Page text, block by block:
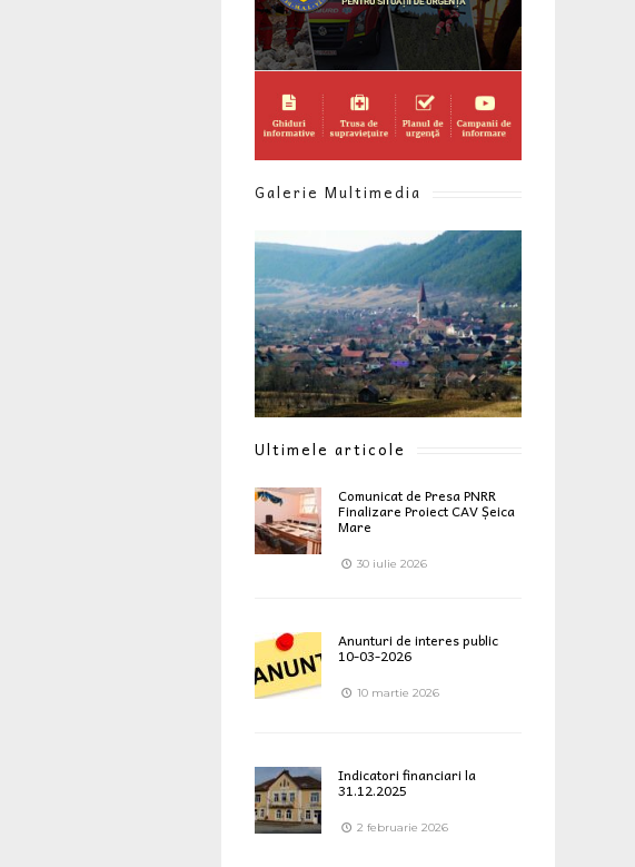
Galerie Multimedia
Ultimele articole
Comunicat de Presa PNRR
Finalizare Proiect CAV Șeica
Mare
30 iulie 2026
Anunturi de interes public
10-03-2026
10 martie 2026
Indicatori financiari la
31.12.2025
2 februarie 2026